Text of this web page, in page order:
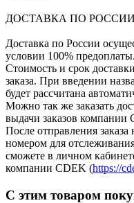
ДОСТАВКА ПО РОССИИ
Доставка по России
условии 100% предоплаты.
Стоимость и срок
заказа. При введении
будет рассчитана
Можно так же заказать
выдачи заказов компании
После отправления
номером для
сможете в личном
компании CDEK (https://
С этим товаром